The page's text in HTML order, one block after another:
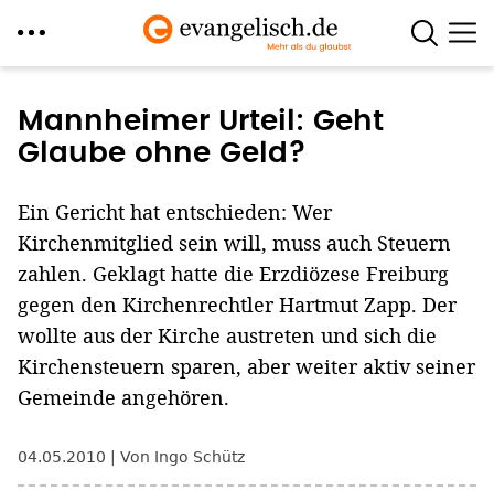
zum
Inhalt
Mannheimer Urteil: Geht
Glaube ohne Geld?
Ein Gericht hat entschieden: Wer
Kirchenmitglied sein will, muss auch Steuern
zahlen. Geklagt hatte die Erzdiözese Freiburg
gegen den Kirchenrechtler Hartmut Zapp. Der
wollte aus der Kirche austreten und sich die
Kirchensteuern sparen, aber weiter aktiv seiner
Gemeinde angehören.
04.05.2010 Von Ingo Schütz